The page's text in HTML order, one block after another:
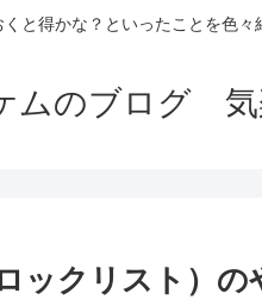
と得かな？といったことを色
ムのブログ 気
ックリスト）の